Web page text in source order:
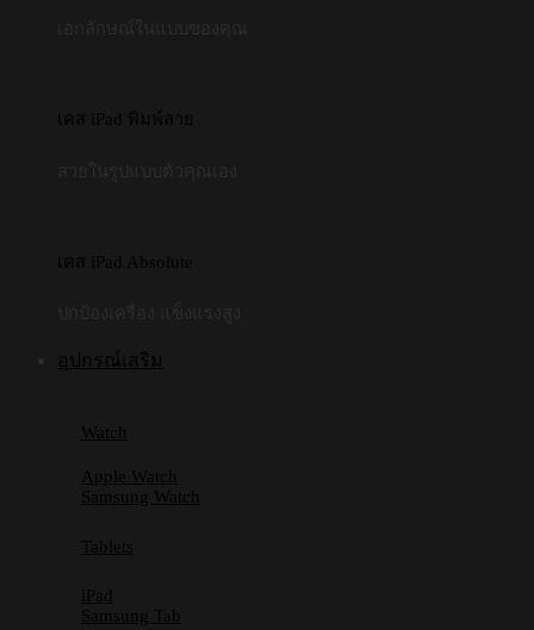
เคส iPad พิมพ์ลาย
เคส iPad Absolute
อุปกรณ์เสริม
Watch
Apple Watch
Samsung Watch
Tablets
iPad
Samsung Tab